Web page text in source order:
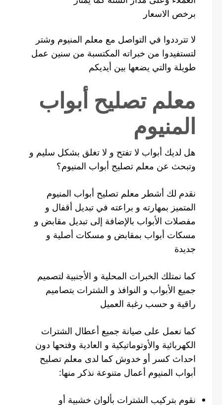
برخص الاسعار
لا تترددوا في التواصل مع معلم المنيوم وشتر
لتستفيدوا من خبراته المكتسبة من سنين عمل
طويلة والتي يضعها بين أيديكم
معلم تصليح أبواب
المنيوم
هل لديك أبواب لا تفتح و لا تغلق بشكل سليم و
وتبحث عن معلم تصليح أبواب المنيوم؟
نقدم لك أشطر معلم تصليح أبواب المنيوم
المتميز بمهارته و براعته في تبديل أقفال و
مفصلات الأبواب بالإضافة إلى تبديل مقابض و
مسكات أبواب بمقابض و مسكات أصلية و
جديدة
كما نمتلك الخبرات المحلية و الأجنبية لتصميم
جميع الأبواب و النوافذ و الشترات بتصاميم
راقية و حسب رغبة العميل
كما نعمل على صيانة جميع أعطال الشترات
الكهربائية والأوتوماتيكية و العادية وفتحها دون
احداث كسر أو خدوش كما لدى معلم تصليح
أبواب المنيوم أعمال متنوعة نذكر منها:
نقوم بتركيب الشترات بألوان خشبية أو